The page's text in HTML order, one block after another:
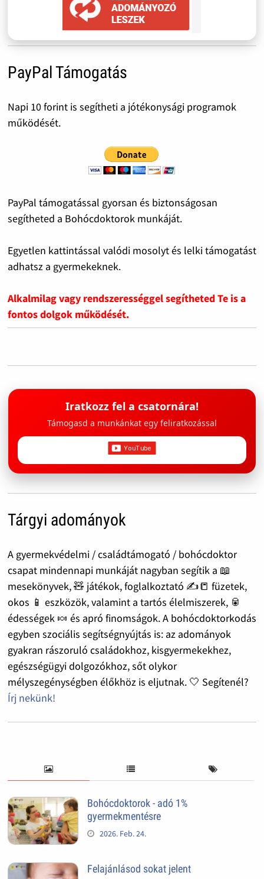
PayPal Támogatás
Napi 10 forint is segítheti a jótékonysági programok
működését.
PayPal támogatással gyorsan és biztonságosan
segítheted a Bohócdoktorok munkáját.
Egyetlen kattintással valódi mosolyt és lelki támogatást
adhatsz a gyermekeknek.
Alkalmilag vagy rendszerességgel segítheted Te is a
fontos dolgok működését.
Iratkozz fel a csatornára!
Támogasd a munkánkat egy feliratkozással
Tárgyi adományok
A gyermekvédelmi / családtámogató / bohócdoktor
csapat mindennapi munkáját nagyban segítik a 📖
mesekönyvek, 🧸 játékok, foglalkoztató ✍️📒 füzetek,
okos 📱 eszközök, valamint a tartós élelmiszerek, 🥫
édességek 🍬 és apró finomságok. A bohócdoktorkodás
egyben szociális segítségnyújtás is: az adományok
gyakran rászoruló családokhoz, kisgyermekekhez,
egészségügyi dolgozókhoz, sőt olykor
mélyszegénységben élőkhöz is eljutnak. 🤍 Segítenél?
Írj nekünk!
Bohócdoktorok - adó 1%
gyermekmentésre
2026. Feb. 24.
Felajánlásod sokat jelent